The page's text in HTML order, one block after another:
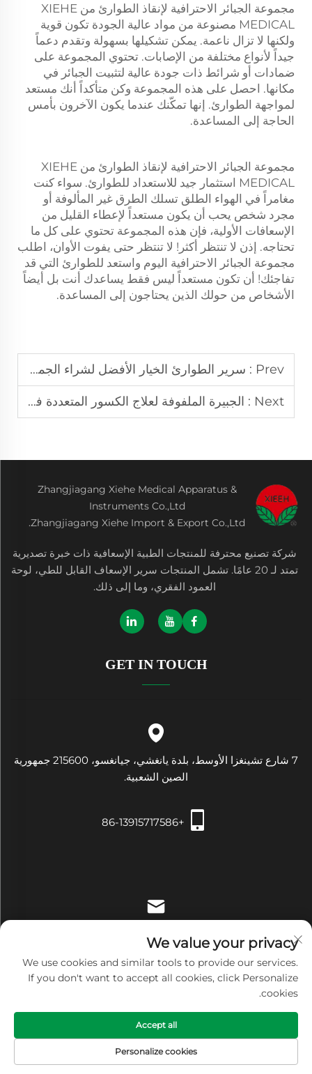
مجموعة الجبائر الاحترافية لإنقاذ الطوارئ من XIEHE
MEDICAL مصنوعة من مواد عالية الجودة تكون قوية
ولكنها لا تزال ناعمة. يمكن تشكيلها بسهولة وتقدم دعماً
جيداً لأنواع مختلفة من الإصابات. تحتوي المجموعة على
ضمادات أو شرائط ذات جودة عالية لتثبيت الجبائر في
مكانها. احصل على هذه المجموعة وكن متأكداً أنك مستعد
لمواجهة الطوارئ. إنها تمكّنك عندما يكون الآخرون بأمس
الحاجة إلى المساعدة.
مجموعة الجبائر الاحترافية لإنقاذ الطوارئ من XIEHE
MEDICAL استثمار جيد للاستعداد للطوارئ. سواء كنت
مغامراً في الهواء الطلق تسلك الطرق غير المألوفة أو
مجرد شخص يحب أن يكون مستعداً لإعطاء القليل من
الإسعافات الأولية، فإن هذه المجموعة تحتوي على كل ما
تحتاجه. إذن لا تنتظر أكثر! لا تنتظر حتى يفوت الأوان، اطلب
مجموعة الجبائر الاحترافية اليوم واستعد للطوارئ التي قد
تفاجئك! أن تكون مستعداً ليس فقط يساعدك أنت بل أيضاً
الأشخاص من حولك الذين يحتاجون إلى المساعدة.
Prev : سرير الطوارئ الخيار الأفضل لشراء الجملة في بيرو
Next : الجبيرة الملفوفة لعلاج الكسور المتعددة في الميدان
Zhangjiagang Xiehe Medical Apparatus &
Instruments Co.,Ltd
Zhangjiagang Xiehe Import & Export Co.,Ltd.
شركة تصنيع محترفة للمنتجات الطبية الإسعافية ذات خبرة تصديرية
تمتد لـ 20 عامًا. تشمل المنتجات سرير الإسعاف القابل للطي، لوحة
العمود الفقري، وما إلى ذلك.
GET IN TOUCH
7 شارع تشينغزا الأوسط، بلدة يانغشي، جيانغسو، 215600 جمهورية
الصين الشعبية.
+86-13915717586
حقوق النشر © شركة Zhangjiagang Xiehe للتجهيزات والأدوات
الطبية المحدودة. جميع الحقوق محفوظة -
We value your privacy
We use cookies and similar tools to provide our services.
If you don't want to accept all cookies, click Personalize
cookies.
Personalize cookies
Accept all